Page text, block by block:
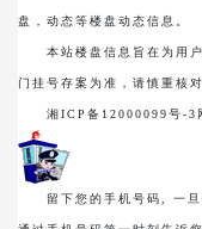
盘，动态等楼盘动态信息。
本站楼盘信息旨在为用户
门挂号存案为准，请慎重核对
湘ICP备12000099号-3网
留下您的手机号码, 一旦